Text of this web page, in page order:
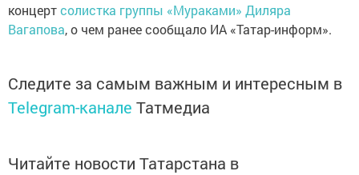
концертсолистка группы «Мураками» Диляра
Вагапова, о чем ранее сообщало ИА «Татар-информ».
Следите за самым важным и интересным в
Telegram-канале Татмедиа
Читайте новости Татарстана в